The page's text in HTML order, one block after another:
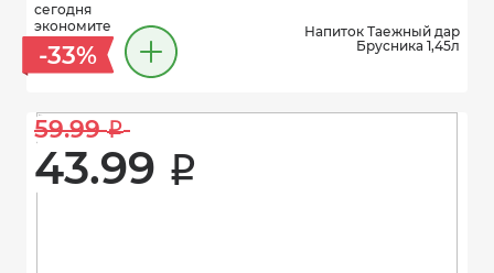
сегодня
экономите
-33%
Напиток Таежный дар
Брусника 1,45л
59.99 i
43.99 i